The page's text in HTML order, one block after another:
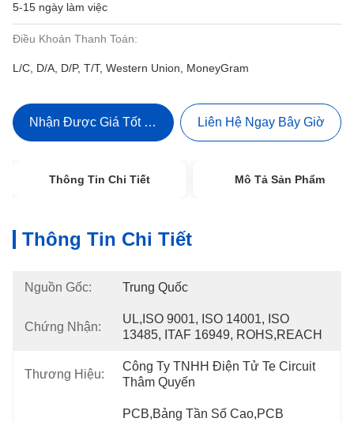
5-15 ngày làm việc
Điều Khoản Thanh Toán:
L/C, D/A, D/P, T/T, Western Union, MoneyGram
Nhận Được Giá Tốt Nhất Liên Hệ Ngay Bây Giờ
Thông Tin Chi Tiết Mô Tả Sản Phẩm
Thông Tin Chi Tiết
Nguồn Gốc: Trung Quốc
Chứng Nhận:
UL,ISO 9001, ISO 14001, ISO
13485, ITAF 16949, ROHS,REACH
Thương Hiệu:
Công Ty TNHH Điện Tử Te Circuit
Thâm Quyến
PCB,Bảng Tần Số Cao,PCB